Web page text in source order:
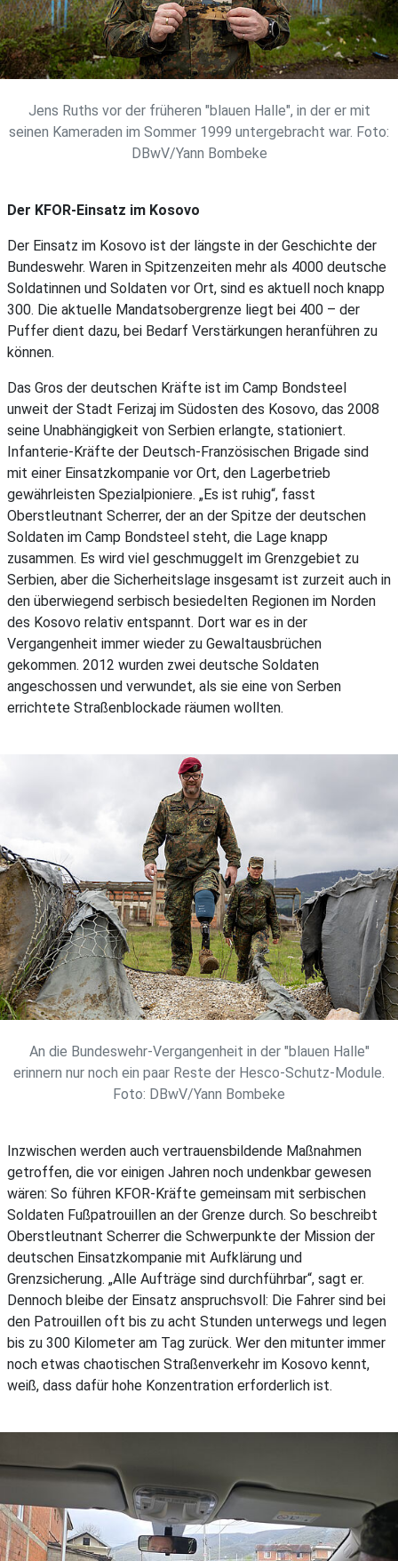
Jens Ruths vor der früheren "blauen Halle", in der er mit
seinen Kameraden im Sommer 1999 untergebracht war. Foto:
DBwV/Yann Bombeke
Der KFOR-Einsatz im Kosovo
Der Einsatz im Kosovo ist der längste in der Geschichte der
Bundeswehr. Waren in Spitzenzeiten mehr als 4000 deutsche
Soldatinnen und Soldaten vor Ort, sind es aktuell noch knapp
300. Die aktuelle Mandatsobergrenze liegt bei 400 – der
Puffer dient dazu, bei Bedarf Verstärkungen heranführen zu
können.
Das Gros der deutschen Kräfte ist im Camp Bondsteel
unweit der Stadt Ferizaj im Südosten des Kosovo, das 2008
seine Unabhängigkeit von Serbien erlangte, stationiert.
Infanterie-Kräfte der Deutsch-Französischen Brigade sind
mit einer Einsatzkompanie vor Ort, den Lagerbetrieb
gewährleisten Spezialpioniere. „Es ist ruhig“, fasst
Oberstleutnant Scherrer, der an der Spitze der deutschen
Soldaten im Camp Bondsteel steht, die Lage knapp
zusammen. Es wird viel geschmuggelt im Grenzgebiet zu
Serbien, aber die Sicherheitslage insgesamt ist zurzeit auch in
den überwiegend serbisch besiedelten Regionen im Norden
des Kosovo relativ entspannt. Dort war es in der
Vergangenheit immer wieder zu Gewaltausbrüchen
gekommen. 2012 wurden zwei deutsche Soldaten
angeschossen und verwundet, als sie eine von Serben
errichtete Straßenblockade räumen wollten.
An die Bundeswehr-Vergangenheit in der "blauen Halle"
erinnern nur noch ein paar Reste der Hesco-Schutz-Module.
Foto: DBwV/Yann Bombeke
Inzwischen werden auch vertrauensbildende Maßnahmen
getroffen, die vor einigen Jahren noch undenkbar gewesen
wären: So führen KFOR-Kräfte gemeinsam mit serbischen
Soldaten Fußpatrouillen an der Grenze durch. So beschreibt
Oberstleutnant Scherrer die Schwerpunkte der Mission der
deutschen Einsatzkompanie mit Aufklärung und
Grenzsicherung. „Alle Aufträge sind durchführbar“, sagt er.
Dennoch bleibe der Einsatz anspruchsvoll: Die Fahrer sind bei
den Patrouillen oft bis zu acht Stunden unterwegs und legen
bis zu 300 Kilometer am Tag zurück. Wer den mitunter immer
noch etwas chaotischen Straßenverkehr im Kosovo kennt,
weiß, dass dafür hohe Konzentration erforderlich ist.